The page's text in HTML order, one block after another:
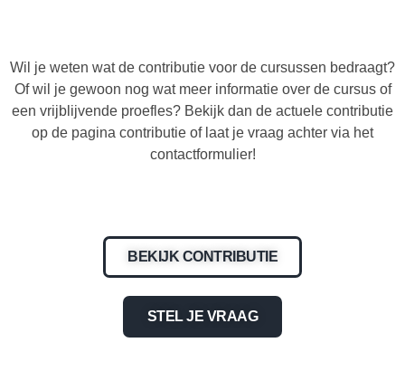
Wil je weten wat de contributie voor de cursussen bedraagt?
Of wil je gewoon nog wat meer informatie over de cursus of
een vrijblijvende proefles? Bekijk dan de actuele contributie
op de pagina contributie of laat je vraag achter via het
contactformulier!
BEKIJK CONTRIBUTIE
STEL JE VRAAG